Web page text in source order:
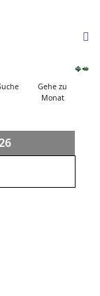
Gehe zu
Monat